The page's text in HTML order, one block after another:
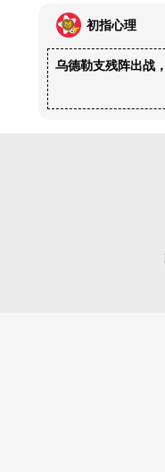
初指心理
乌德勒支残阵出战